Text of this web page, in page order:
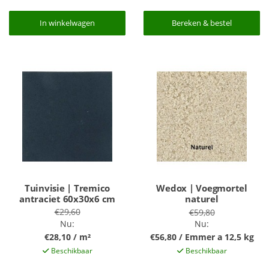
In winkelwagen
In winkelwagen Bereken & bestel
Bereken & bestel
Tuinvisie | Tremico
antraciet 60x30x6 cm
€29,60
Nu:
€28,10 / m²
Beschikbaar
Wedox | Voegmortel
naturel
€59,80
Nu:
€56,80 / Emmer a 12,5 kg
Beschikbaar